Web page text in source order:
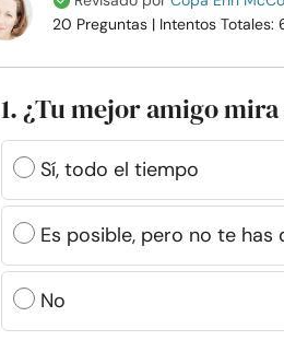
20 Preguntas | Intentos Totales:
1. ¿Tu mejor amigo
Sí, todo el tiempo
Es posible, pero no te has
No